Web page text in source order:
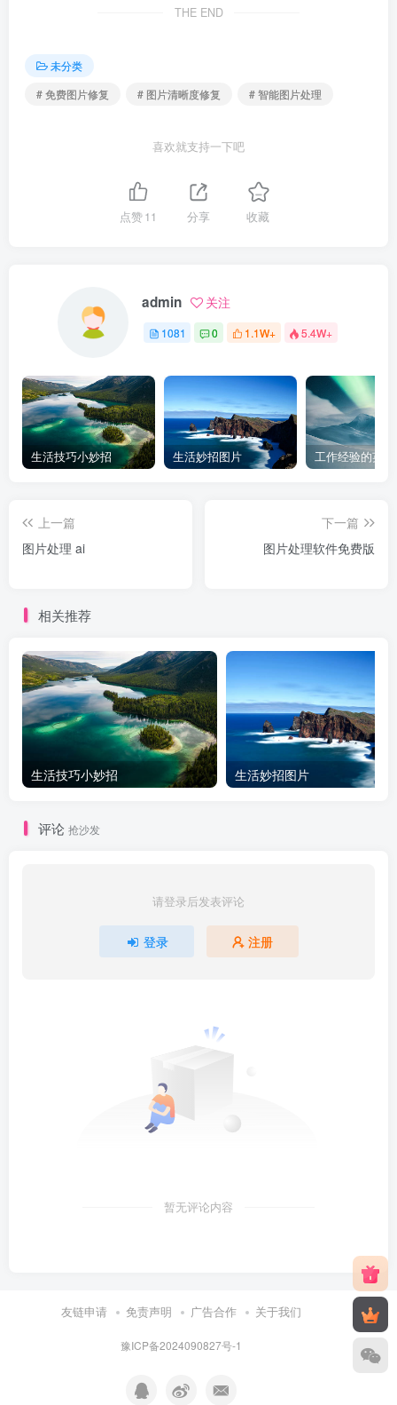
THE END
未分类
# 免费图片修复
# 图片清晰度修复 # 智能图片处理
喜欢就支持一下吧
点赞11 分享 收藏
admin 关注
1081 0 1.1W+ 5.4W+
生活技巧小妙招 生活妙招图片 工作经验的英
上一篇
图片处理 ai
下一篇
图片处理软件免费版
相关推荐
生活技巧小妙招 生活妙招图片
评论 抢沙发
请登录后发表评论
登录 注册
暂无评论内容
友链申请 免责声明 广告合作 关于我们
豫ICP备2024090827号-1